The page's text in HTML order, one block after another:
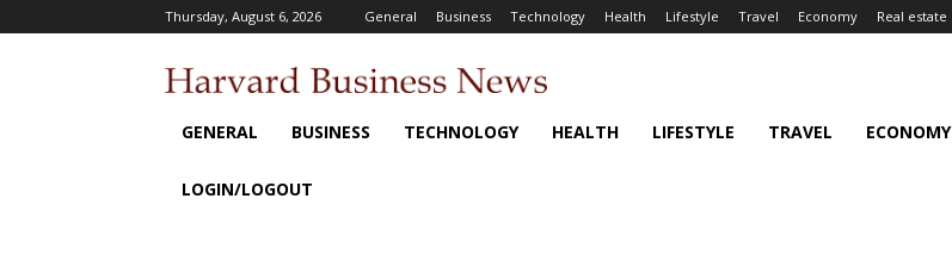
Thursday, August 6, 2026 General Business Technology Health Lifestyle Travel Economy Real estate
GENERAL BUSINESS TECHNOLOGY HEALTH LIFESTYLE TRAVEL ECONOMY
LOGIN/LOGOUT